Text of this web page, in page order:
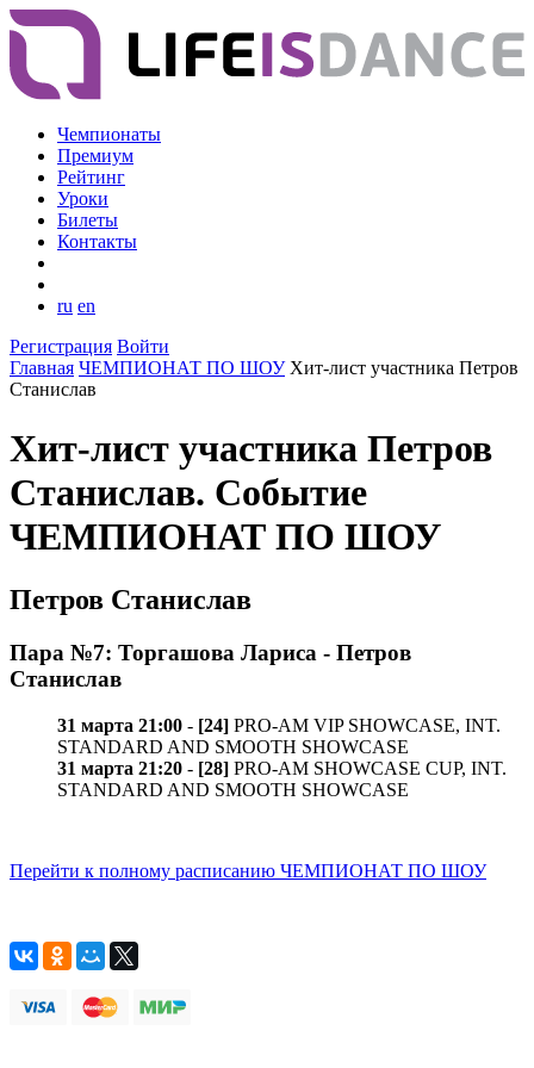
Чемпионаты
Премиум
Рейтинг
Уроки
Билеты
Контакты
ru en
Регистрация Войти
Главная ЧЕМПИОНАТ ПО ШОУ Хит-лист участника Петров
Станислав
Хит-лист участника Петров
Станислав. Событие
ЧЕМПИОНАТ ПО ШОУ
Петров Станислав
Пара №7: Торгашова Лариса - Петров
Станислав
31 марта 21:00 - [24] PRO-AM VIP SHOWCASE, INT.
STANDARD AND SMOOTH SHOWCASE
31 марта 21:20 - [28] PRO-AM SHOWCASE CUP, INT.
STANDARD AND SMOOTH SHOWCASE
Перейти к полному расписанию ЧЕМПИОНАТ ПО ШОУ